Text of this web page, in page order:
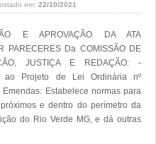
em: 22/10/2021
E APROVAÇÃO DA ATA
PARECERES Da COMISSÃO DE
JUSTIÇA E REDAÇÃO: -
ao Projeto de Lei Ordinária nº
Estabelece normas para
e dentro do perímetro da
do Rio Verde MG, e dá outras